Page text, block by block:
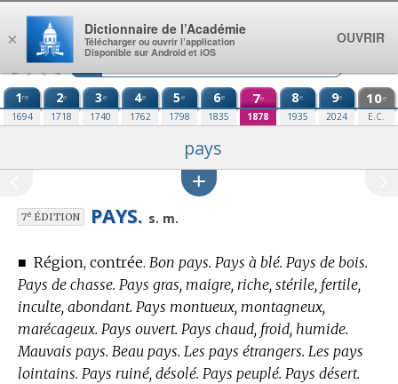
Aller au contenu
1re
1694
2e
1718
3e
1740
4e
1762
5e
1798
6e
1835
7e
1878
8e
1935
9e
2024
10e
E.C.
pays
7eÉDITION PAYS. s. m.
■ Région, contrée. Bon pays. Pays à blé. Pays de bois.
Pays de chasse. Pays gras, maigre, riche, stérile, fertile,
inculte, abondant. Pays montueux, montagneux,
marécageux. Pays ouvert. Pays chaud, froid, humide.
Mauvais pays. Beau pays. Les pays étrangers. Les pays
lointains. Pays ruiné, désolé. Pays peuplé. Pays désert.
×
Dictionnaire de l’Académie
Télécharger ou ouvrir l’application
Disponible sur Android et iOS
OUVRIR